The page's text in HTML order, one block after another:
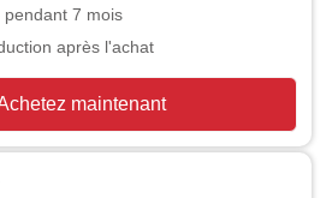
pendant 7 mois
après l'achat
maintenant